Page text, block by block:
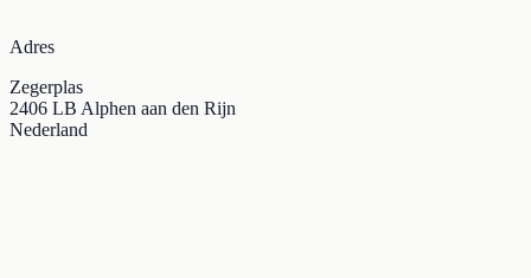
Adres
Zegerplas
2406 LB Alphen aan den Rijn
Nederland